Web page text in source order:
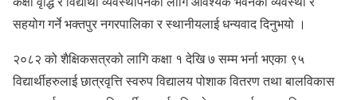
सहयोग गर्ने भक्तपुर नगरपालिका र स्थानीयलाई धन्यवाद दिनुभयो ।
२०८२ को शैक्षिकसत्रको लागि कक्षा १ देखि ७ सम्म भर्ना भएका ९५
विद्यार्थीहरुलाई छात्रवृत्ति स्वरुप विद्यालय पोशाक वितरण तथा बालविकास